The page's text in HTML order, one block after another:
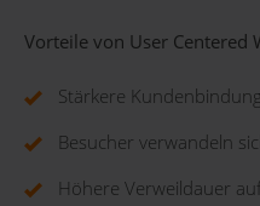
Vorteile von User Centered
Stärkere
Besucher verwandeln
Höhere Verweildauer